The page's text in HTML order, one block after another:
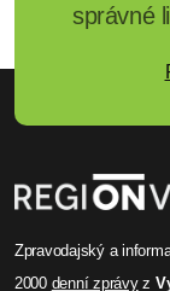
správné
Zpravodajský a
2000 denní zprávyz